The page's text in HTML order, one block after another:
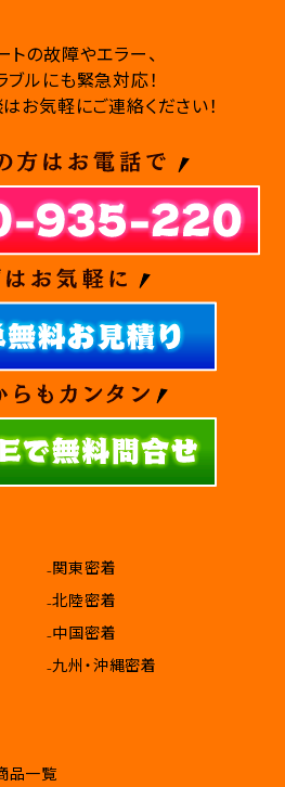
トの故障やエラー、
ブルにも緊急対応！
お気軽にご連絡ください！
₋関東密着
₋北陸密着
₋中国密着
₋九州・沖縄密着
品一覧